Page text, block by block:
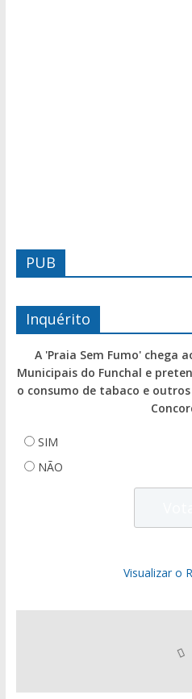
PUB
Inquérito
A 'Praia Sem Fumo' chega
Municipais do Funchal e
o consumo de tabaco e
SIM
NÃO
Visualizar o